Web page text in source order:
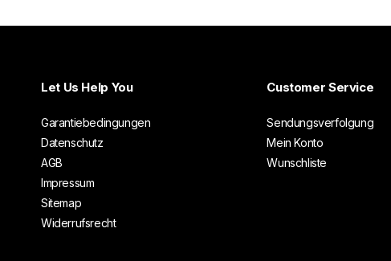
Let Us Help You
Garantiebedingungen
Datenschutz
AGB
Impressum
Sitemap
Widerrufsrecht
Customer Service
Sendungsverfolgung
Mein Konto
Wunschliste